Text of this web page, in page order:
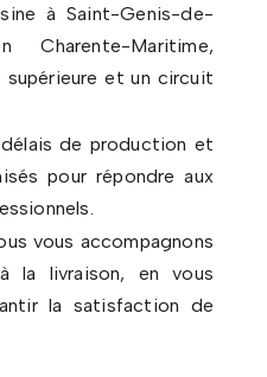
à Saint-Genis-de-
Maritime,
supérieure et un circuit
de production et
pour répondre aux
vous accompagnons
la livraison, en vous
la satisfaction de